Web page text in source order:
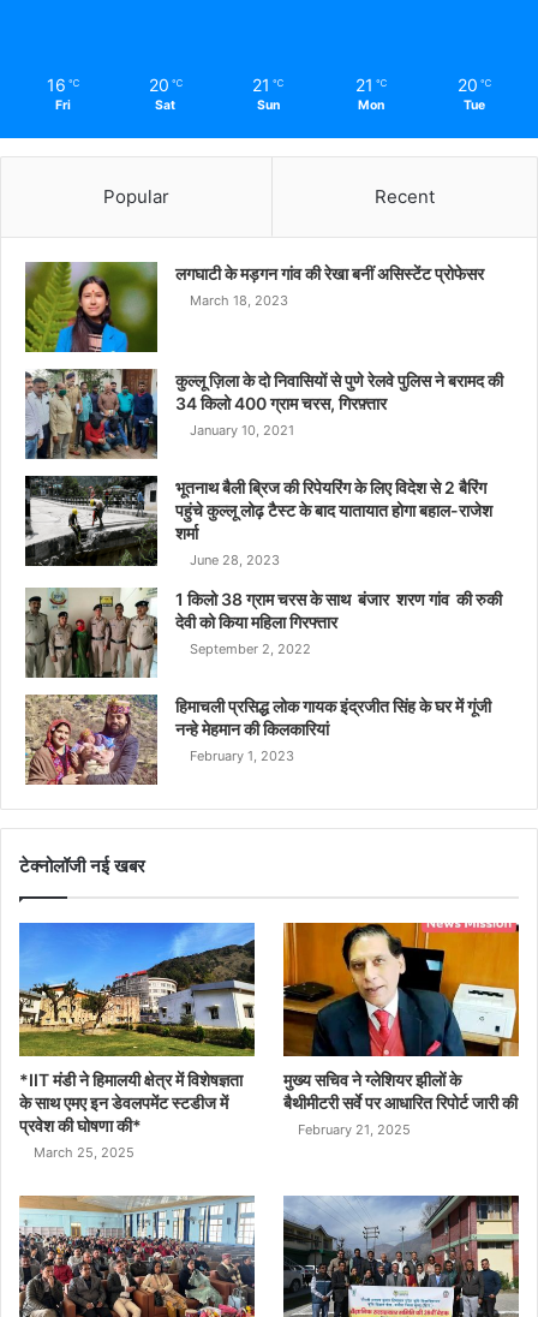
16 ℃
Fri
20 ℃
Sat
21 ℃
Sun
21 ℃
Mon
20 ℃
Tue
Popular Recent
लगघाटी के मड़गन गांव की रेखा बनीं असिस्टेंट प्रोफेसर
March 18, 2023
कुल्लू ज़िला के दो निवासियों से पुणे रेलवे पुलिस ने बरामद की
34 किलो 400 ग्राम चरस, गिरफ़्तार
January 10, 2021
भूतनाथ बैली ब्रिज की रिपेयरिंग के लिए विदेश से 2 बैरिंग
पहुंचे कुल्लू लोढ़ टैस्ट के बाद यातायात होगा बहाल-राजेश
शर्मा
June 28, 2023
1 किलो 38 ग्राम चरस के साथ बंजार शरण गांव की रुकी
देवी को किया महिला गिरफ्तार
September 2, 2022
हिमाचली प्रसिद्ध लोक गायक इंद्रजीत सिंह के घर में गूंजी
नन्हे मेहमान की किलकारियां
February 1, 2023
टेक्नोलॉजी नई खबर
*IIT मंडी ने हिमालयी क्षेत्र में विशेषज्ञता
के साथ एमए इन डेवलपमेंट स्टडीज में
प्रवेश की घोषणा की*
March 25, 2025
मुख्य सचिव ने ग्लेशियर झीलों के
बैथीमीटरी सर्वे पर आधारित रिपोर्ट जारी की
February 21, 2025